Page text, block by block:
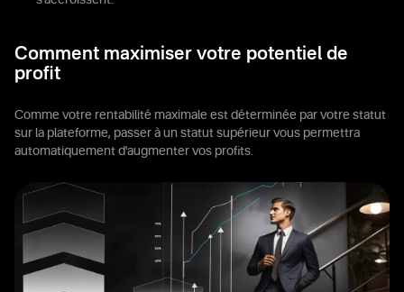
Comment maximiser votre potentiel de
profit
Comme votre rentabilité maximale est déterminée par votre statut
sur la plateforme, passer à un statut supérieur vous permettra
automatiquement d'augmenter vos profits.